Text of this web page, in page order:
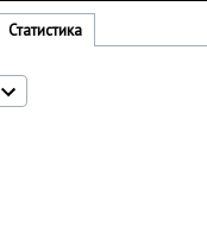
Статистика